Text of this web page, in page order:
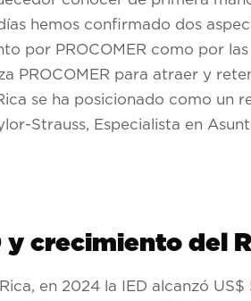
hemos confirmado dos
por PROCOMER como por
PROCOMER para atraer y
se ha posicionado como un
Strauss, Especialista en
y crecimiento del
en 2024 la IED alcanzó